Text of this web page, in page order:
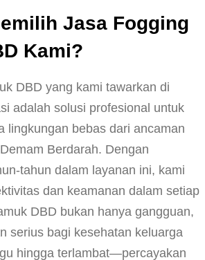
Jasa Fogging
Kami?
DBD yang kami tawarkan di
adalah solusi profesional untuk
lingkungan bebas dari ancaman
Berdarah. Dengan
tahun dalam layanan ini, kami
dan keamanan dalam setiap
DBD bukan hanya gangguan,
serius bagi kesehatan keluarga
hingga terlambat—percayakan